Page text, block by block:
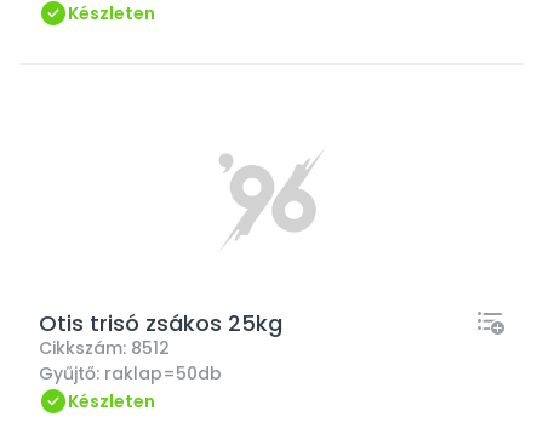
Készleten
Otis trisó zsákos 25kg
Cikkszám: 8512
Gyűjtő: raklap=50db
Készleten